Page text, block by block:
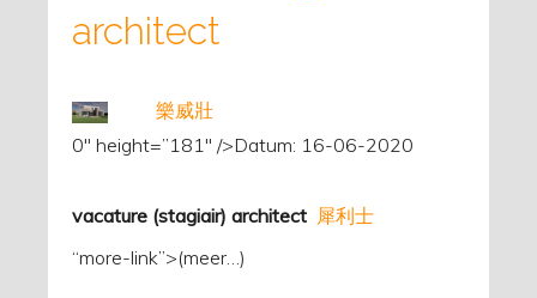
architect
樂威壯
0″ height=”181″ />Datum: 16-06-2020
vacature (stagiair) architect 犀利士
“more-link”>(meer…)